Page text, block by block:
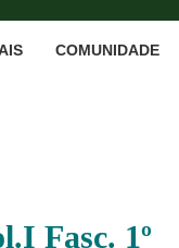
COMUNIDADE
Fasc. 1º